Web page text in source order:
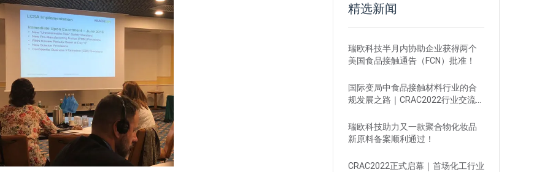
精选新闻
瑞欧科技半月内协助企业获得两个
美国食品接触通告（FCN）批准！
国际变局中食品接触材料行业的合
规发展之路｜CRAC2022行业交流沙
瑞欧科技助力又一款聚合物化妆品
新原料备案顺利通过！
CRAC2022正式启幕｜首场化工行业